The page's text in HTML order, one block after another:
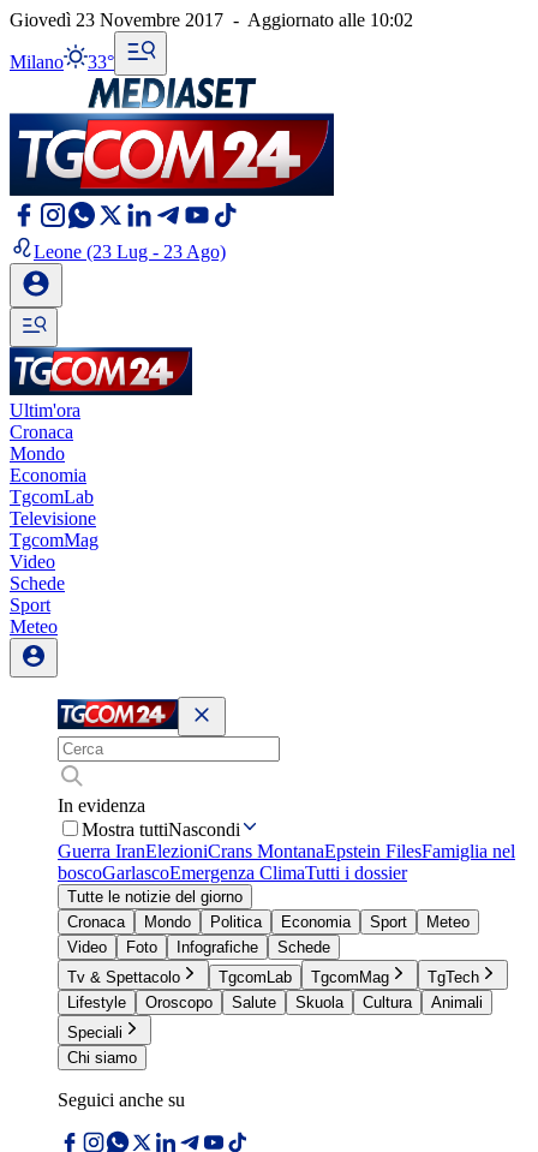
Giovedì 23 Novembre 2017 - Aggiornato alle 10:02
Milano 33°
Leone (23 Lug - 23 Ago)
Ultim'ora
Cronaca
Mondo
Economia
TgcomLab
Televisione
TgcomMag
Video
Schede
Sport
Meteo
In evidenza
Mostra tuttiNascondi
Guerra IranElezioniCrans MontanaEpstein FilesFamiglia nel
boscoGarlascoEmergenza ClimaTutti i dossier
Tutte le notizie del giorno
Cronaca
Mondo Politica Economia Sport
Meteo
Video
Foto Infografiche
Schede
Tv & Spettacolo
TgcomLab TgcomMag
TgTech
Lifestyle
Oroscopo Salute Skuola Cultura
Animali
Speciali
Chi siamo
Seguici anche su